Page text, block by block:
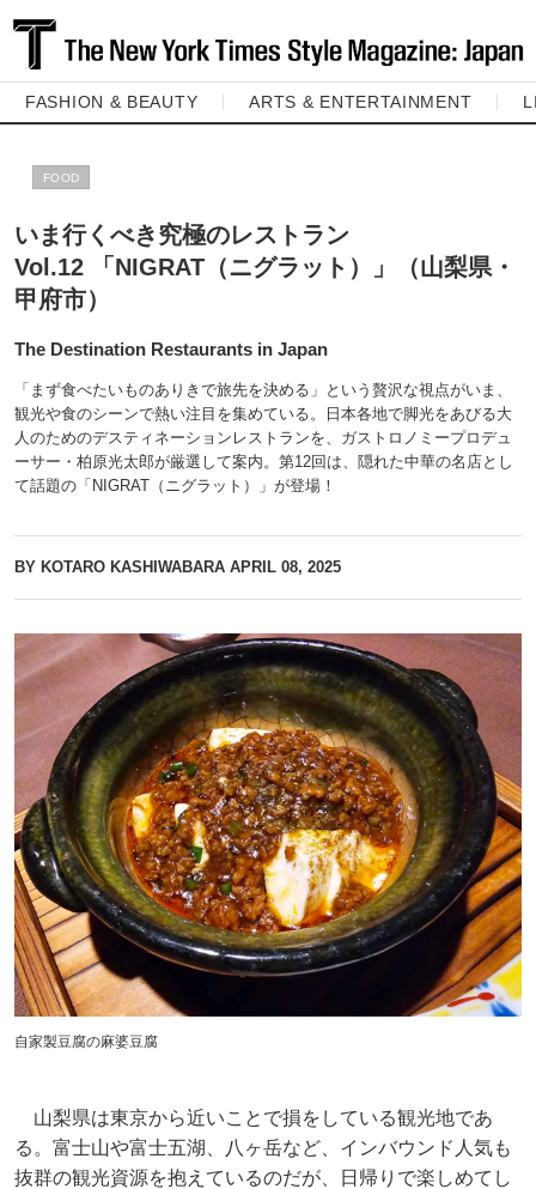
FASHION & BEAUTY ARTS & ENTERTAINMENT
FOOD
いま行くべき究極のレストラン
Vol.12 「NIGRAT（ニグラット）」（山梨県・
甲府市）
The Destination Restaurants in Japan
「まず食べたいものありきで旅先を決める」という贅沢な視点がいま、
観光や食のシーンで熱い注目を集めている。日本各地で脚光をあびる大
人のためのデスティネーションレストランを、ガストロノミープロデュ
ーサー・柏原光太郎が厳選して案内。第12回は、隠れた中華の名店とし
て話題の「NIGRAT（ニグラット）」が登場！
BY KOTARO KASHIWABARA APRIL 08, 2025
自家製豆腐の麻婆豆腐
山梨県は東京から近いことで損をしている観光地であ
る。富士山や富士五湖、八ヶ岳など、インバウンド人気も
抜群の観光資源を抱えているのだが、日帰りで楽しめてし